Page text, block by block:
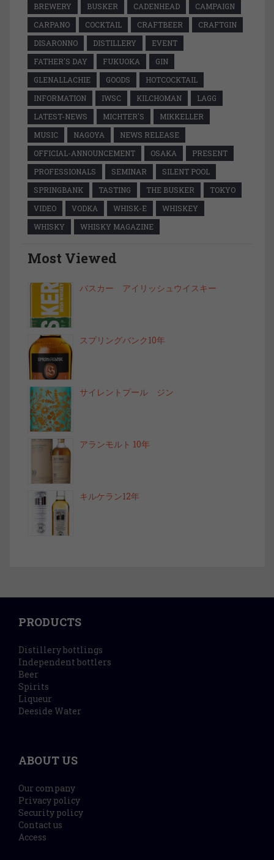
BREWERY
BUSKER CADENHEAD
CAMPAIGN
CARPANO
COCKTAIL CRAFTBEER
CRAFTGIN
DISARONNO
DISTILLERY
EVENT
FATHER'S DAY
FUKUOKA
GIN
GLENALLACHIE
GOODS
HOTCOCKTAIL
INFORMATION
IWSC KILCHOMAN
LAGG
LATEST-NEWS
MICHTER'S
MIKKELLER
MUSIC
NAGOYA
NEWS RELEASE
OFFICIAL-ANNOUNCEMENT
OSAKA
PRESENT
PROFESSIONALS
SEMINAR
SILENT POOL
SPRINGBANK
TASTING THE BUSKER
TOKYO
VIDEO
VODKA WHISK-E
WHISKEY
WHISKY
WHISKY MAGAZINE
Most Viewed
バスカー アイリッシュウイスキー
スプリングバンク10年
サイレントプール ジン
アランモルト 10年
キルケラン12年
PRODUCTS
Distillery bottlings
Independent bottlers
Beer
Spirits
Liqueur
Deeside Water
ABOUT US
Our company
Privacy policy
Security policy
Contact us
Access